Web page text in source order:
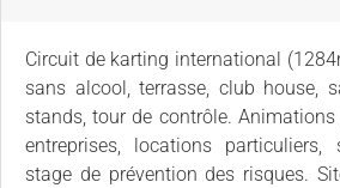
Circuit de karting international
sans alcool, terrasse, club house,
stands, tour de contrôle.
entreprises, locations particuliers,
stage de prévention des risques.